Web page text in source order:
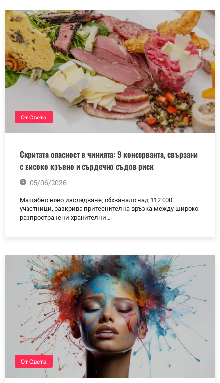
От Света
Скритата опасност в чинията: 9 консерванта, свързани
с високо кръвно и сърдечно съдов риск
05/06/2026
Мащабно ново изследване, обхванало над 112 000
участници, разкрива притеснителна връзка между широко
разпространени хранителни…
От Света